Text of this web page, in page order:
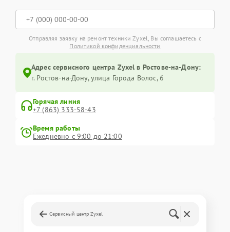
Отправляя заявку на ремонт техники Zyxel, Вы соглашаетесь с
Политикой конфиденциальности
Адрес сервисного центра Zyxel в Ростове-на-Дону:
г. Ростов-на-Дону, улица Города Волос, 6
Горячая линия
+7 (863) 333-58-43
Время работы
Ежедневно с 9:00 до 21:00
Сервисный центр Zyxel